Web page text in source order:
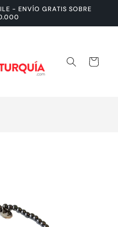
- ENVÍO GRATIS SOBRE
Carrito